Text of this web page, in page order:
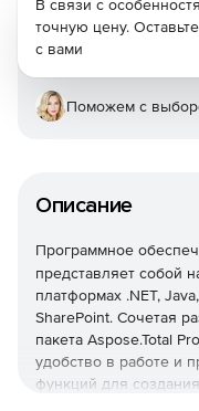
Описание
Программное
представляет собой
платформах .NET,
SharePoint. Сочетая
пакета Aspose.Total
удобство в работе и
функций для
В связи с
точную цену.
с вами
Поможем с